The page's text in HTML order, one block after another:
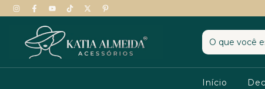
Início